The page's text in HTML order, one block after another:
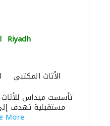
Riyadh
الأثاث المكتبي
مستقبلية تهدف
More